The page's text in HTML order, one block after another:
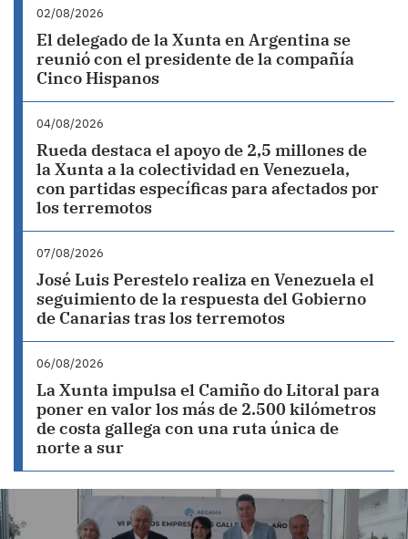
02/08/2026
El delegado de la Xunta en Argentina se
reunió con el presidente de la compañía
Cinco Hispanos
04/08/2026
Rueda destaca el apoyo de 2,5 millones de
la Xunta a la colectividad en Venezuela,
con partidas específicas para afectados por
los terremotos
07/08/2026
José Luis Perestelo realiza en Venezuela el
seguimiento de la respuesta del Gobierno
de Canarias tras los terremotos
06/08/2026
La Xunta impulsa el Camiño do Litoral para
poner en valor los más de 2.500 kilómetros
de costa gallega con una ruta única de
norte a sur